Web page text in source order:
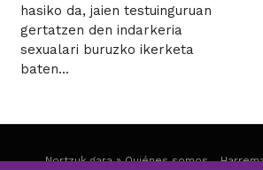
hasiko da, jaien testuinguruan
gertatzen den indarkeria
sexualari buruzko ikerketa
baten...
Nortzuk gara » Quiénes somos